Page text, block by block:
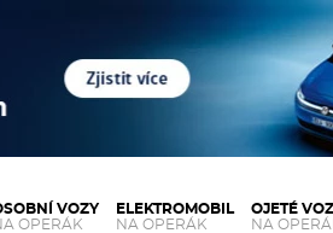
VOZY
OPERÁK
ELEKTROMOBIL
NA OPERÁK
OJETÉ
NA